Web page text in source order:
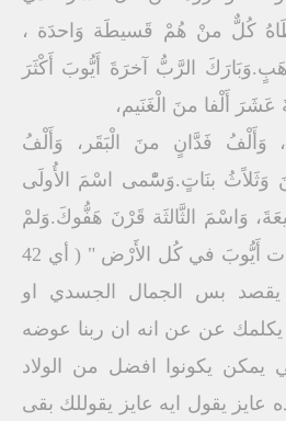
كُلٌّ منْ هُمْ قَسيطَة وَاحدَة ،
الرَّبُّ آخرَةَ أَيُّوبَ أَكْثَرَ
عَشَرَ أَلْفا منَ الْغَنَيم،
وَأَلْفُ فَدَّانٍ منَ الْبَقَر، وَأَلْفُ
وَثَلاًثُ بنَاتٍ.وَسّْمى اسْمَ الأُولَى
وَاسْمَ الثَّالثَة قَرْنَ هَفُّوكَ.وَلمْ
تُوجَدْ نيسَاءٌ جميلاًتٌ كَبَنَات أَيُّوبَ في كُل الأَرْض " ( أي 42
ما يقصد بس الجمال الجسدي او
يكلمك عن عن انه ان ربنا عوضه
يمكن يكونوا افضل من الولاد
عايز يقول ايه عايز يقوللك بقى